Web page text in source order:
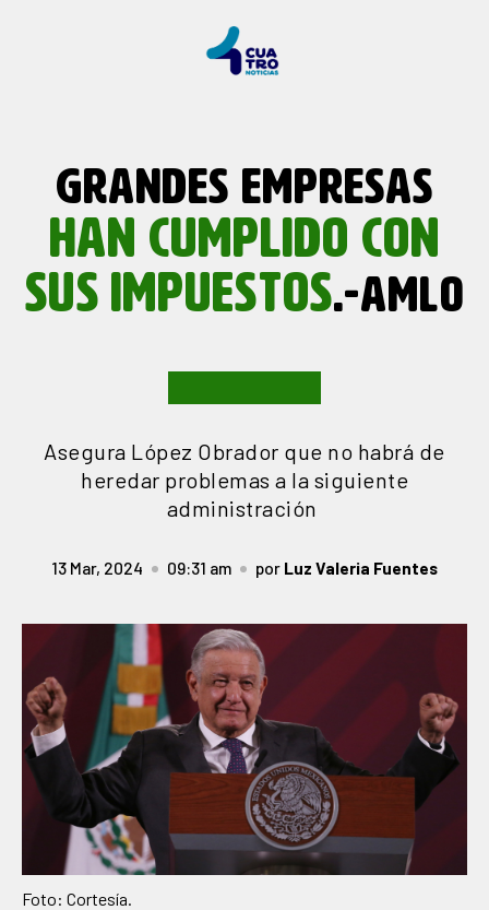
GRANDES EMPRESAS
HAN CUMPLIDO CON
SUS IMPUESTOS.-AMLO
Asegura López Obrador que no habrá de
heredar problemas a la siguiente
administración
13 Mar, 2024 09:31 am por Luz Valeria Fuentes
Foto: Cortesía.